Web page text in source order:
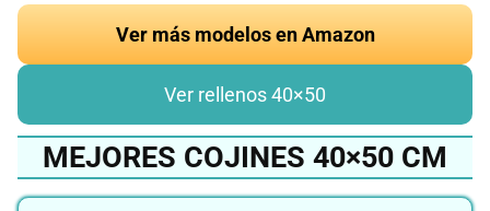
Ver más modelos en Amazon
Ver rellenos 40×50
MEJORES COJINES 40×50 CM